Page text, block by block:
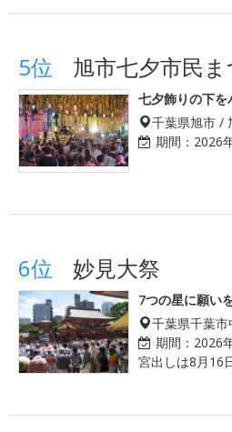
5位 旭市七夕市民ま
七夕飾りの下を
千葉県旭市 /
期間： 2026
6位 妙見大祭
7つの星に願い
千葉県千葉
期間： 2026
宮出しは8月16